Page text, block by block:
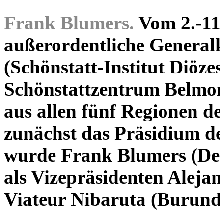
Frank Blumers. Vom 2.-
außerordentliche
(Schönstatt-Institut
Schönstattzentrum
aus allen fünf Regionen
zunächst das Präsidium
wurde Frank Blumers
als Vizepräsidenten
Viateur Nibaruta